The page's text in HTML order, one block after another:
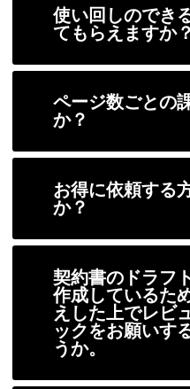
使い回しのでき
てもらえますか？
ページ数ごとの
か？
お得に依頼する
か？
契約書のドラフ
作成しているた
えした上でレビ
ックをお願いす
うか。